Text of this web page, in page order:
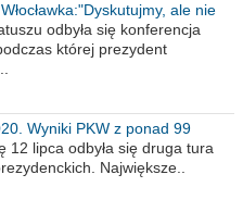
ale nie
odbyła się konferencja
której prezydent
Wyniki PKW z ponad 99
12 lipca odbyła się druga tura
Największe..